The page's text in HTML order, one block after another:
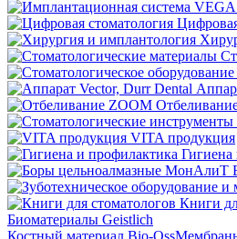
VITA продукция
Гигиена
Книги
Биоматериалы Geistlich